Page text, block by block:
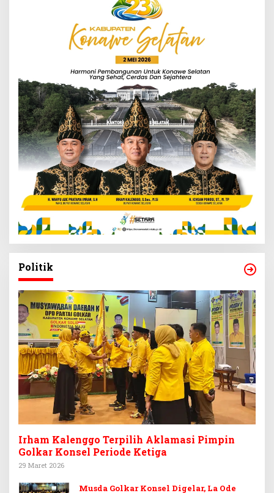
Politik
Irham Kalenggo Terpilih Aklamasi Pimpin
Golkar Konsel Periode Ketiga
29 Maret 2026
Musda Golkar Konsel Digelar, La Ode